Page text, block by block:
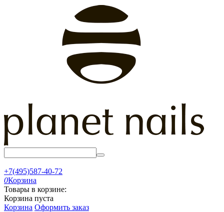
+7(495)587-40-72
0Корзина
Товары в корзине:
Корзина пуста
Корзина Оформить заказ